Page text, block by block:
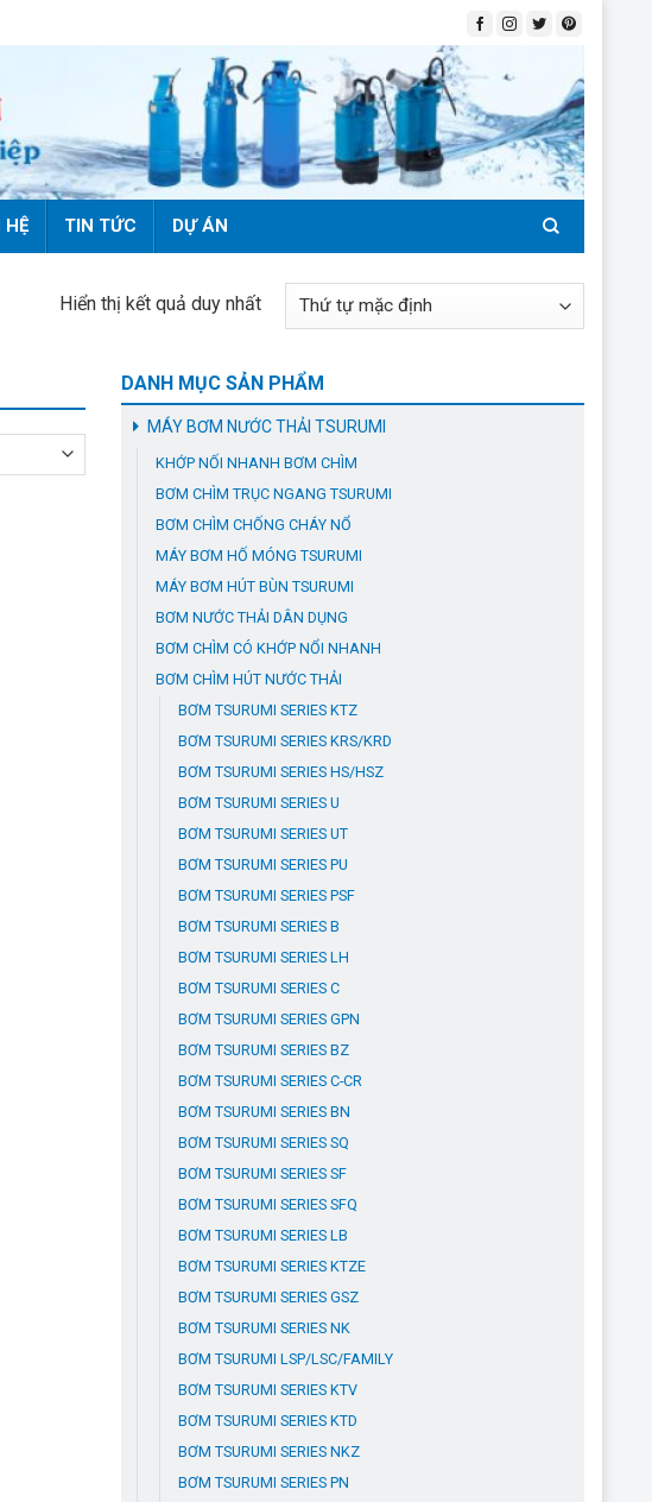
HỆ TIN TỨC DỰ ÁN
Hiển thị kết quả duy nhất
DANH MỤC SẢN PHẨM
MÁY BƠM NƯỚC THẢI TSURUMI
KHỚP NỐI NHANH BƠM CHÌM
BƠM CHÌM TRỤC NGANG TSURUMI
BƠM CHÌM CHỐNG CHÁY NỔ
MÁY BƠM HỐ MÓNG TSURUMI
MÁY BƠM HÚT BÙN TSURUMI
BƠM NƯỚC THẢI DÂN DỤNG
BƠM CHÌM CÓ KHỚP NỔI NHANH
BƠM CHÌM HÚT NƯỚC THẢI
BƠM TSURUMI SERIES KTZ
BƠM TSURUMI SERIES KRS/KRD
BƠM TSURUMI SERIES HS/HSZ
BƠM TSURUMI SERIES U
BƠM TSURUMI SERIES UT
BƠM TSURUMI SERIES PU
BƠM TSURUMI SERIES PSF
BƠM TSURUMI SERIES B
BƠM TSURUMI SERIES LH
BƠM TSURUMI SERIES C
BƠM TSURUMI SERIES GPN
BƠM TSURUMI SERIES BZ
BƠM TSURUMI SERIES C-CR
BƠM TSURUMI SERIES BN
BƠM TSURUMI SERIES SQ
BƠM TSURUMI SERIES SF
BƠM TSURUMI SERIES SFQ
BƠM TSURUMI SERIES LB
BƠM TSURUMI SERIES KTZE
BƠM TSURUMI SERIES GSZ
BƠM TSURUMI SERIES NK
BƠM TSURUMI LSP/LSC/FAMILY
BƠM TSURUMI SERIES KTV
BƠM TSURUMI SERIES KTD
BƠM TSURUMI SERIES NKZ
BƠM TSURUMI SERIES PN